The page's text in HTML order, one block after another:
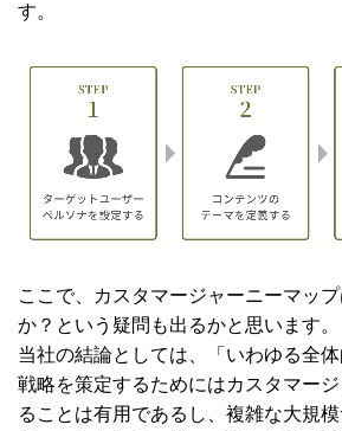
す。
ここで、カスタマージャーニーマッ
か？という疑問も出るかと思います。
当社の結論としては、「いわゆる全
戦略を策定するためにはカスタマー
ることは有用であるし、複雑な大規